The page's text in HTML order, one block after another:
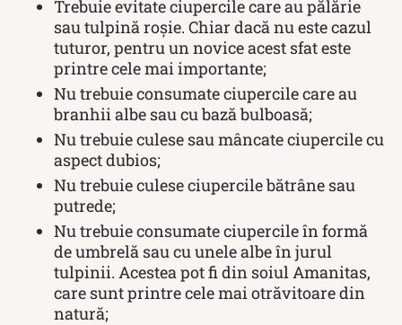
Trebuie evitate ciupercile care au pălărie
sau tulpină roșie. Chiar dacă nu este cazul
tuturor, pentru un novice acest sfat este
printre cele mai importante;
Nu trebuie consumate ciupercile care au
branhii albe sau cu bază bulboasă;
Nu trebuie culese sau mâncate ciupercile cu
aspect dubios;
Nu trebuie culese ciupercile bătrâne sau
putrede;
Nu trebuie consumate ciupercile în formă
de umbrelă sau cu unele albe în jurul
tulpinii. Acestea pot fi din soiul Amanitas,
care sunt printre cele mai otrăvitoare din
natură;